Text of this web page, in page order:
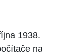
1938.
na